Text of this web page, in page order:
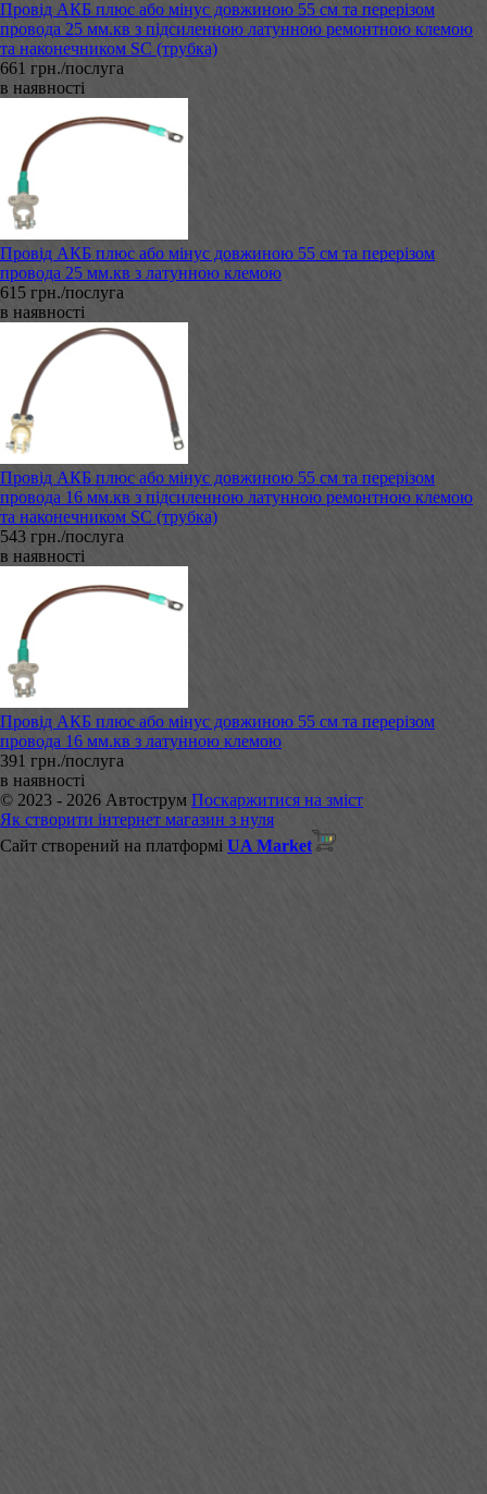
Провід АКБ плюс або мінус довжиною 55 см та перерізом
провода 25 мм.кв з підсиленною латунною ремонтною клемою
та наконечником SC (трубка)
661 грн./послуга
в наявності
Провід АКБ плюс або мінус довжиною 55 см та перерізом
провода 25 мм.кв з латунною клемою
615 грн./послуга
в наявності
Провід АКБ плюс або мінус довжиною 55 см та перерізом
провода 16 мм.кв з підсиленною латунною ремонтною клемою
та наконечником SC (трубка)
543 грн./послуга
в наявності
Провід АКБ плюс або мінус довжиною 55 см та перерізом
провода 16 мм.кв з латунною клемою
391 грн./послуга
в наявності
© 2023 - 2026 Автострум Поскаржитися на зміст
Як створити інтернет магазин з нуля
Сайт створений на платформі UA Market